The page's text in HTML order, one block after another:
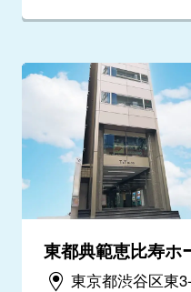
東都典範恵比寿ホ
東京都渋谷区東